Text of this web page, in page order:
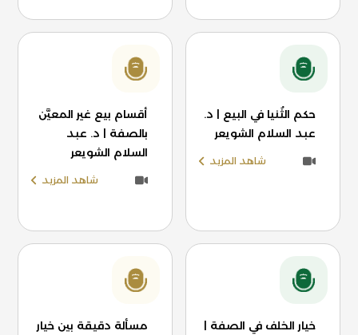
حكم الثُنيا في البيع | د.
عبد السلام الشويعر
شاهد المزيد
أقسام بيع غير المعيَّن
بالصفة | د. عبد
السلام الشويعر
شاهد المزيد
خيار الخلف في الصفة |
مسألة دقيقة بين خيار